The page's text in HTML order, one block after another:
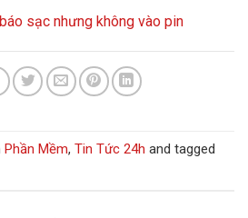
sạc nhưng không vào pin
Phần Mềm, Tin Tức 24h and tagged